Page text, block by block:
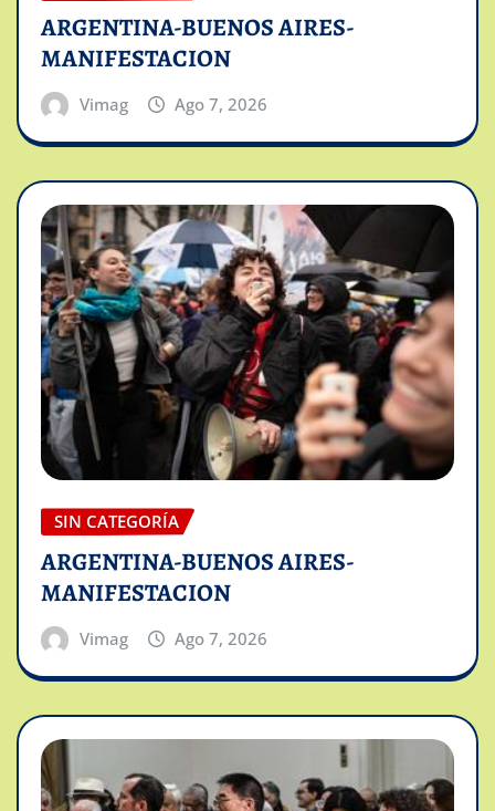
ARGENTINA-BUENOS AIRES-
MANIFESTACION
Vimag Ago 7, 2026
SIN CATEGORÍA
ARGENTINA-BUENOS AIRES-
MANIFESTACION
Vimag Ago 7, 2026